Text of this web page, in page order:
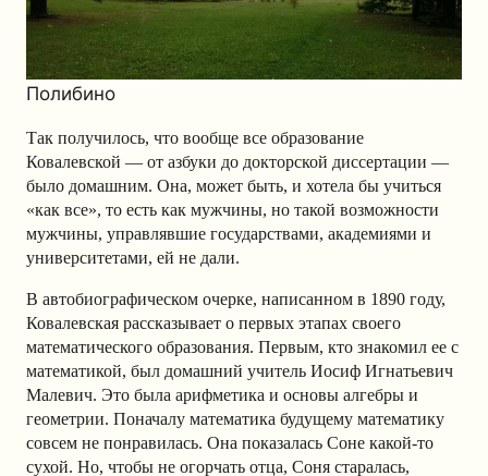
Полибино
Так получилось, что вообще все образование
Ковалевской — от азбуки до докторской диссертации —
было домашним. Она, может быть, и хотела бы учиться
«как все», то есть как мужчины, но такой возможности
мужчины, управлявшие государствами, академиями и
университетами, ей не дали.
В автобиографическом очерке, написанном в 1890 году,
Ковалевская рассказывает о первых этапах своего
математического образования. Первым, кто знакомил ее с
математикой, был домашний учитель Иосиф Игнатьевич
Малевич. Это была арифметика и основы алгебры и
геометрии. Поначалу математика будущему математику
совсем не понравилась. Она показалась Соне какой-то
сухой. Но, чтобы не огорчать отца, Соня старалась,